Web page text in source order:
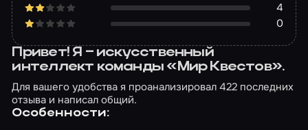
4
0
Привет! Я – искусственный
интеллект команды «Мир Квестов».
Для вашего удобства я проанализировал 422 последних
отзыва и написал общий.
Особенности: